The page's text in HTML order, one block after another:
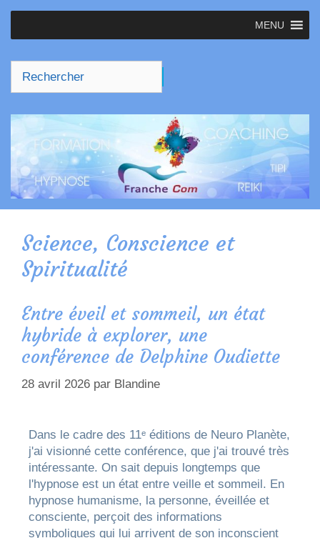
principal
MENU
Science, Conscience et
Spiritualité
Entre éveil et sommeil, un état
hybride à explorer, une
conférence de Delphine Oudiette
28 avril 2026 par Blandine
Dans le cadre des 11ᵉ éditions de Neuro Planète,
j'ai visionné cette conférence, que j'ai trouvé très
intéressante. On sait depuis longtemps que
l'hypnose est un état entre veille et sommeil. En
hypnose humanisme, la personne, éveillée et
consciente, perçoit des informations
symboliques qui lui arrivent de son inconscient